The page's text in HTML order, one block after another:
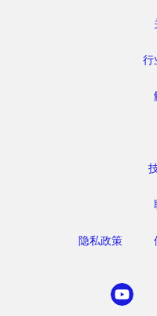
行
隐私政策